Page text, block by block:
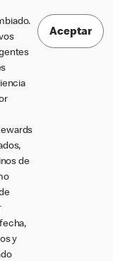
de
y
Aceptar